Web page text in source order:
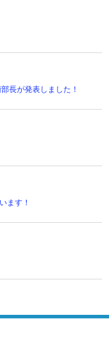
長が発表しました！
ます！